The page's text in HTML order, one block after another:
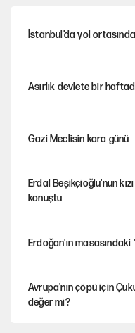
İstanbul’da yol
Asırlık devlete bir
Gazi Meclisin kara günü
Erdal Beşikçioğlu'nun
konuştu
Erdoğan'ın
Avrupa'nın çöpü için
değer mi?